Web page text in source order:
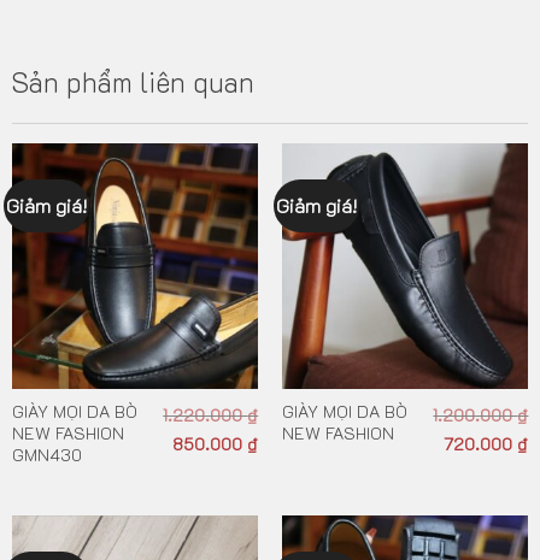
Sản phẩm liên quan
Giảm giá!
GIÀY MỌI DA BÒ
NEW FASHION
GMN430
1.220.000₫
850.000 ₫
Giảm giá!
GIÀY MỌI DA BÒ
NEW FASHION
1.200.000₫
720.000 ₫